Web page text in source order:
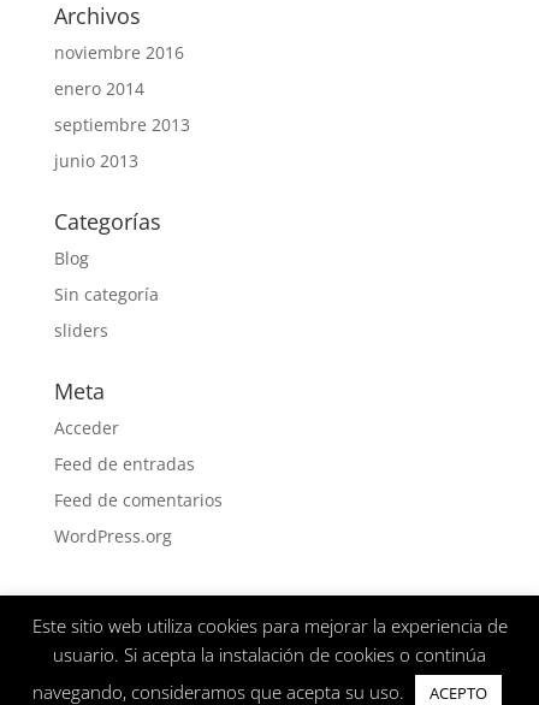
Archivos
noviembre 2016
enero 2014
septiembre 2013
junio 2013
Categorías
Blog
Sin categoría
sliders
Meta
Acceder
Feed de entradas
Feed de comentarios
WordPress.org
Aviso Legal Politica de privacidad
Este sitio web utiliza cookies para mejorar la experiencia de
usuario. Si acepta la instalación de cookies o continúa
navegando, consideramos que acepta su uso.
ACEPTO